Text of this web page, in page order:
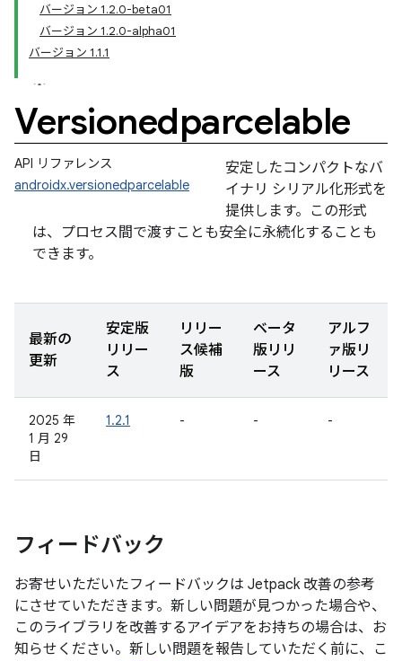
バージョン 1.2.0-beta01
バージョン 1.2.0-alpha01
バージョン 1.1.1
Versionedparcelable
API リファレンス
androidx.versionedparcelable
安定したコンパクトなバ
イナリ シリアル化形式を
提供します。この形式
は、プロセス間で渡すことも安全に永続化することも
できます。
最新の
更新
安定版
リリー
ス
リリー
ス候補
版
ベータ
版リリ
ース
アルフ
ァ版リ
リース
2025 年
1 月 29
日
1.2.1 - - -
フィードバック
お寄せいただいたフィードバックは Jetpack 改善の参考
にさせていただきます。新しい問題が見つかった場合や、
このライブラリを改善するアイデアをお持ちの場合は、お
知らせください。新しい問題を報告していただく前に、こ